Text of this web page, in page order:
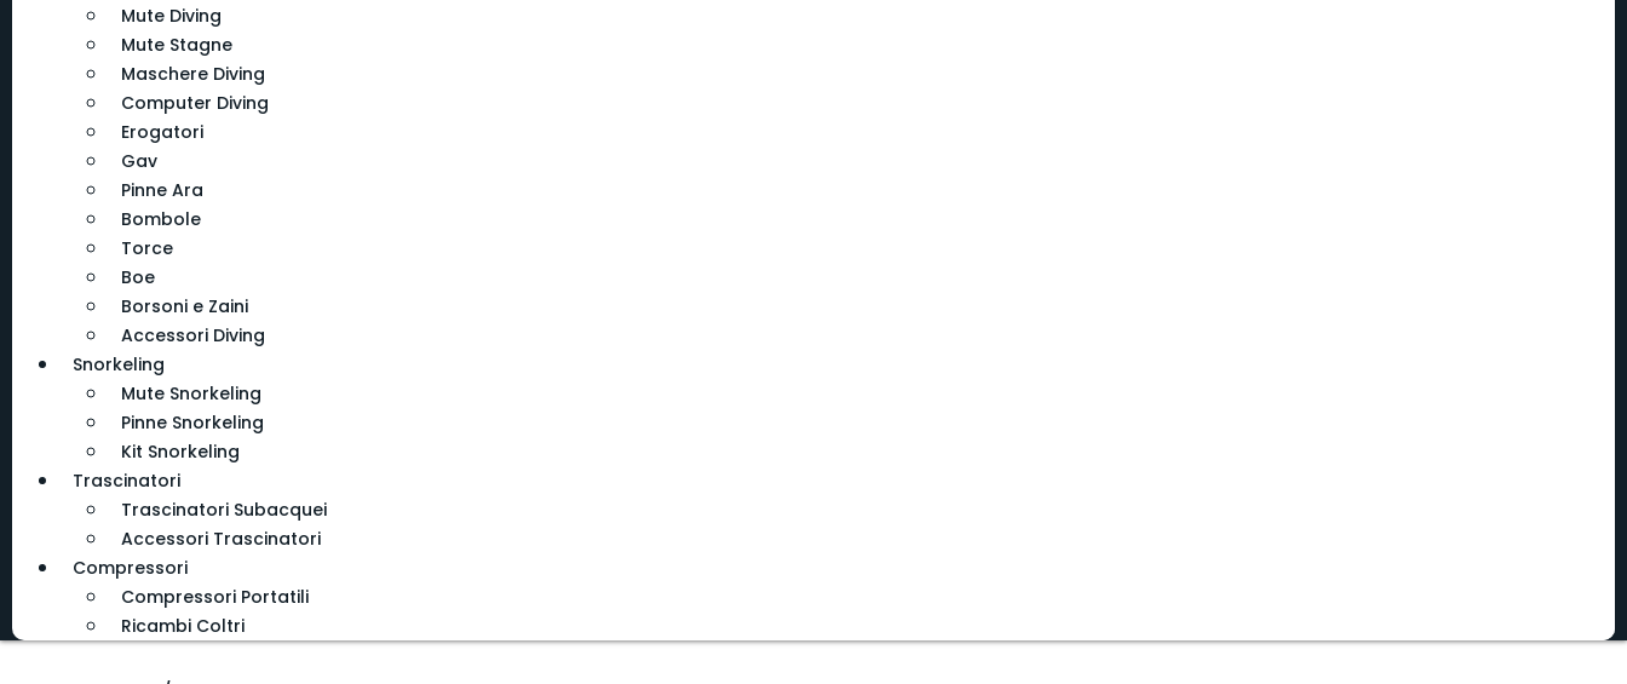
Mute Diving
Mute Stagne
Maschere Diving
Computer Diving
Erogatori
Gav
Pinne Ara
Bombole
Torce
Boe
Borsoni e Zaini
Accessori Diving
Snorkeling
Mute Snorkeling
Pinne Snorkeling
Kit Snorkeling
Trascinatori
Trascinatori Subacquei
Accessori Trascinatori
Compressori
Compressori Portatili
Ricambi Coltri